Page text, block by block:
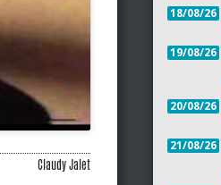
Claudy Jalet
18/08/26
19/08/26
20/08/26
21/08/26